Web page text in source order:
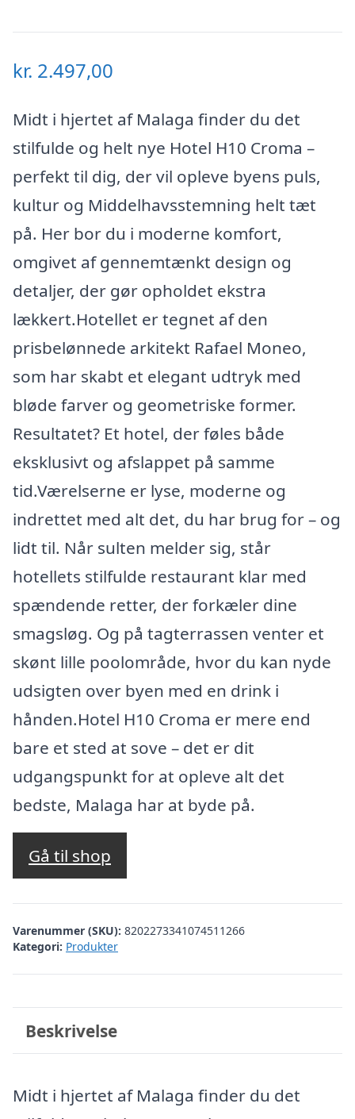
kr. 2.497,00
Midt i hjertet af Malaga finder du det
stilfulde og helt nye Hotel H10 Croma –
perfekt til dig, der vil opleve byens puls,
kultur og Middelhavsstemning helt tæt
på. Her bor du i moderne komfort,
omgivet af gennemtænkt design og
detaljer, der gør opholdet ekstra
lækkert.Hotellet er tegnet af den
prisbelønnede arkitekt Rafael Moneo,
som har skabt et elegant udtryk med
bløde farver og geometriske former.
Resultatet? Et hotel, der føles både
eksklusivt og afslappet på samme
tid.Værelserne er lyse, moderne og
indrettet med alt det, du har brug for – og
lidt til. Når sulten melder sig, står
hotellets stilfulde restaurant klar med
spændende retter, der forkæler dine
smagsløg. Og på tagterrassen venter et
skønt lille poolområde, hvor du kan nyde
udsigten over byen med en drink i
hånden.Hotel H10 Croma er mere end
bare et sted at sove – det er dit
udgangspunkt for at opleve alt det
bedste, Malaga har at byde på.
Gå til shop
Varenummer (SKU): 8202273341074511266
Kategori: Produkter
Beskrivelse
Midt i hjertet af Malaga finder du det